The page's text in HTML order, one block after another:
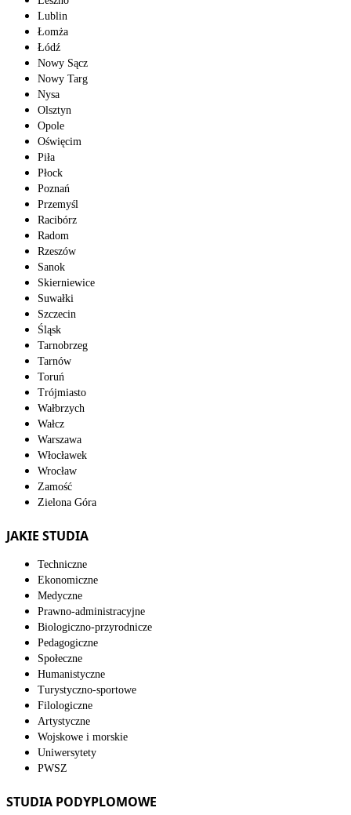
Lublin
Łomża
Łódź
Nowy Sącz
Nowy Targ
Nysa
Olsztyn
Opole
Oświęcim
Piła
Płock
Poznań
Przemyśl
Racibórz
Radom
Rzeszów
Sanok
Skierniewice
Suwałki
Szczecin
Śląsk
Tarnobrzeg
Tarnów
Toruń
Trójmiasto
Wałbrzych
Wałcz
Warszawa
Włocławek
Wrocław
Zamość
Zielona Góra
JAKIE STUDIA
Techniczne
Ekonomiczne
Medyczne
Prawno-administracyjne
Biologiczno-przyrodnicze
Pedagogiczne
Społeczne
Humanistyczne
Turystyczno-sportowe
Filologiczne
Artystyczne
Wojskowe i morskie
Uniwersytety
PWSZ
STUDIA PODYPLOMOWE